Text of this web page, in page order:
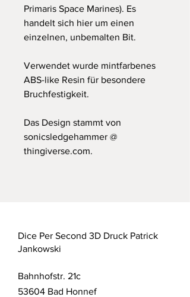
Primaris Space Marines). Es
handelt sich hier um einen
einzelnen, unbemalten Bit.
Verwendet wurde mintfarbenes
ABS-like Resin für besondere
Bruchfestigkeit.
Das Design stammt von
sonicsledgehammer @
thingiverse.com.
Dice Per Second 3D Druck Patrick
Jankowski
Bahnhofstr. 21c
53604 Bad Honnef